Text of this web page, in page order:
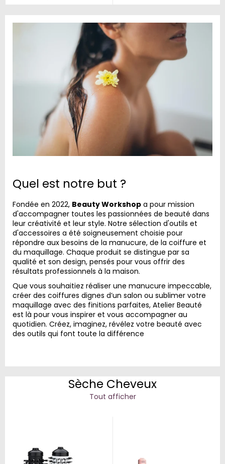
Quel est notre but ?
Fondée en 2022, Beauty Workshop a pour mission
d'accompagner toutes les passionnées de beauté dans
leur créativité et leur style. Notre sélection d'outils et
d'accessoires a été soigneusement choisie pour
répondre aux besoins de la manucure, de la coiffure et
du maquillage. Chaque produit se distingue par sa
qualité et son design, pensés pour vous offrir des
résultats professionnels à la maison.
Que vous souhaitiez réaliser une manucure impeccable,
créer des coiffures dignes d’un salon ou sublimer votre
maquillage avec des finitions parfaites, Atelier Beauté
est là pour vous inspirer et vous accompagner au
quotidien. Créez, imaginez, révélez votre beauté avec
des outils qui font toute la différence
Sèche Cheveux
Tout afficher